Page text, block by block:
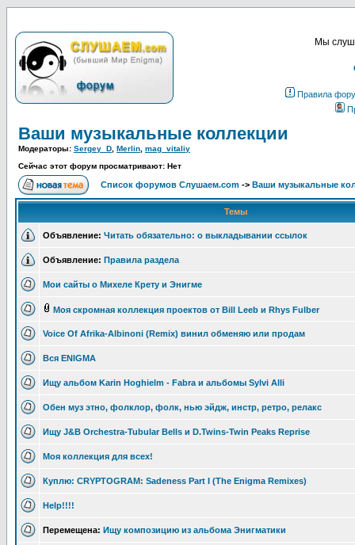
Мы
Правила
Ваши музыкальные коллекции
Модераторы: Sergey_D Merlin mag_vitaliy
Сейчас этот форум просматривают: Нет
Список форумов Слушаем.com -> Ваши музыкальные
Темы
Объявление: Читать обязательно: о выкладывании ссылок
Объявление: Правила раздела
Мои сайты о Михеле Крету и Энигме
Моя скромная коллекция проектов от Bill Leeb и Rhys Fulber
Voice Of Afrika-Albinoni (Remix) винил обменяю или продам
Вся ENIGMA
Ищу альбом Karin Hoghielm - Fabra и альбомы Sylvi Alli
Обен муз этно, фолклор, фолк, нью эйдж, инстр, ретро, релакс
Ищу J&B Orchestra-Tubular Bells и D.Twins-Twin Peaks Reprise
Моя коллекция для всех!
Куплю: CRYPTOGRAM: Sadeness Part I (The Enigma Remixes)
Help!!!!
Перемещена: Ищу композицию из альбома Энигматики